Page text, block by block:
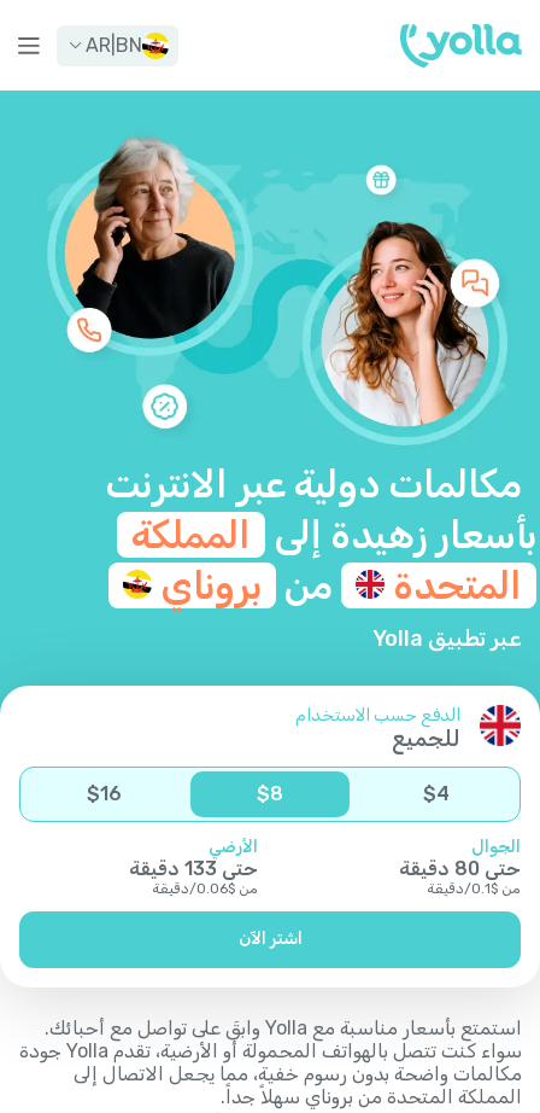
BN
AR
مكالمات دولية عبر الانترنت
بأسعار زهيدة إلى
المملكة
المتحدة
من بروناي
عبر تطبيق Yolla
الدفع حسب الاستخدام
للجميع
$4
$8
$16
الجوال
حتى 80 دقيقة
من $
0.1
/دقيقة
الأرضي
حتى 133 دقيقة
من $
0.06
/دقيقة
اشتر الآن
استمتع بأسعار مناسبة مع Yolla وابقَ على تواصل مع أحبائك.
سواء كنت تتصل بالهواتف المحمولة أو الأرضية، تقدم Yolla جودة
مكالمات واضحة بدون رسوم خفية، مما يجعل الاتصال إلى
المملكة المتحدة من بروناي سهلاً جداً.